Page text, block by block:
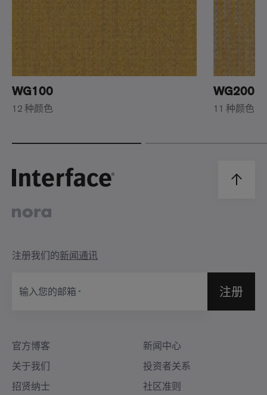
WG100
12 种颜色
WG200
11 种颜色
官方博客
关于我们
招贤纳士
新闻中心
投资者关系
社区准则
注册我们的新闻通讯
输入您的邮箱 注册